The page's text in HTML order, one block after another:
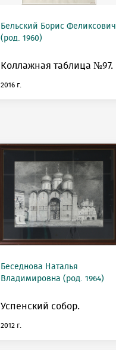
Бельский Борис Феликсович
(род. 1960)
Коллажная таблица №97.
2016 г.
Беседнова Наталья
Владимировна (род. 1964)
Успенский собор.
2012 г.